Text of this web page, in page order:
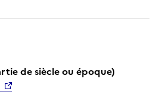
de siècle ou époque)